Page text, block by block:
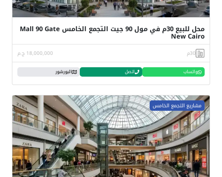
محل للبيع 30م في مول 90 جيت التجمع الخامس Mall 90 Gate
New Cairo
30م 18,000,000 ج.م
واتساب اتصل البورشور
مشاريع التجمع الخامس